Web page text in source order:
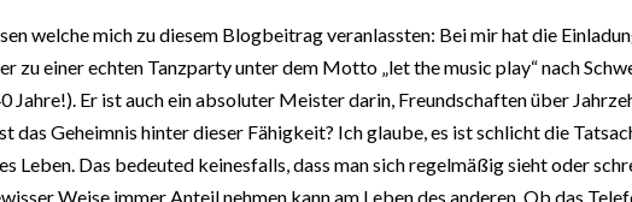
welche mich zu diesem Blogbeitrag veranlassten: Bei mir hat die
zu einer echten Tanzparty unter dem Motto „let the music play“ nach
Jahre!). Er ist auch ein absoluter Meister darin, Freundschaften über
Geheimnis hinter dieser Fähigkeit? Ich glaube, es ist schlicht die
Leben. Das bedeuted keinesfalls, dass man sich regelmäßig sieht oder
Weise immer Anteil nehmen kann am Leben des anderen. Ob das